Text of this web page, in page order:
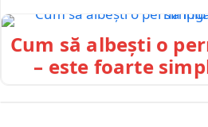
Cum să albești o
– este foarte